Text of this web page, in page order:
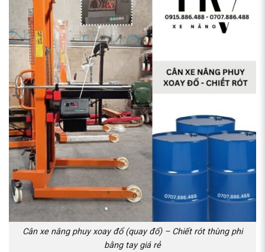
Cân xe nâng phuy xoay đổ (quay đổ) – Chiết rót thùng phi
bằng tay giá rẻ